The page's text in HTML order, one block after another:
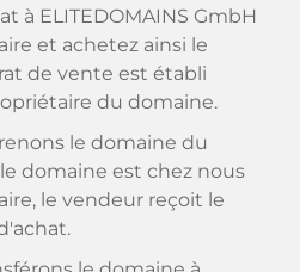
à ELITEDOMAINS GmbH
et achetez ainsi le
de vente est établi
du domaine.
le domaine du
domaine est chez nous
le vendeur reçoit le